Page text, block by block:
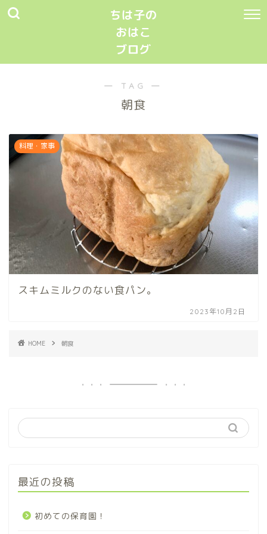
ちは子の
おはこ
ブログ
― TAG ―
朝食
料理・家事
スキムミルクのない食パン。
2023年10月2日
HOME 朝食
最近の投稿
初めての保育園！